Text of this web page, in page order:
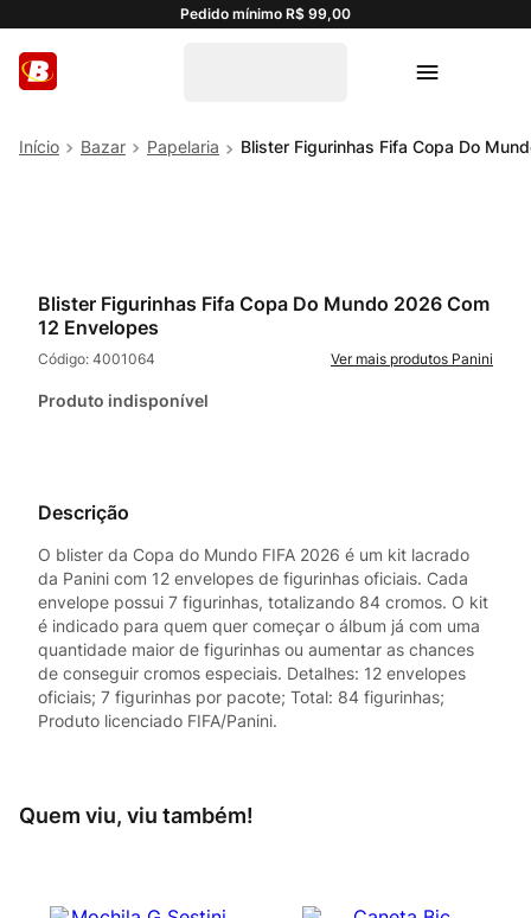
Pedido mínimo R$ 99,00
Bazar Papelaria Blister Figurinhas Fifa Copa Do
Blister Figurinhas Fifa Copa Do Mundo 2026 Com
12 Envelopes
Código: 4001064 Panini
Produto indisponível
Descrição
O blister da Copa do Mundo FIFA 2026 é um kit lacrado
da Panini com 12 envelopes de figurinhas oficiais. Cada
envelope possui 7 figurinhas, totalizando 84 cromos. O kit
é indicado para quem quer começar o álbum já com uma
quantidade maior de figurinhas ou aumentar as chances
de conseguir cromos especiais. Detalhes: 12 envelopes
oficiais; 7 figurinhas por pacote; Total: 84 figurinhas;
Produto licenciado FIFA/Panini.
Quem viu, viu também!